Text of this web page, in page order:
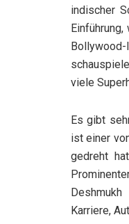
indischer
viele
Es gibt
ist einer
gedreht
Karriere,